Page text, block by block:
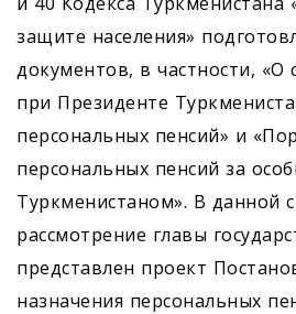
защите населения»
документов, в частности, «О
при Президенте
персональных пенсий» и
персональных пенсий за
Туркменистаном». В данной
рассмотрение главы
представлен проект
назначения персональных